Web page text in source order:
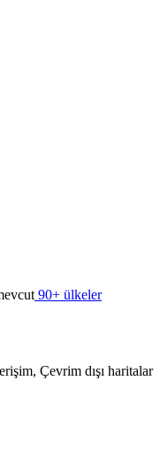
90+ ülkeler
Çevrim dışı haritalar